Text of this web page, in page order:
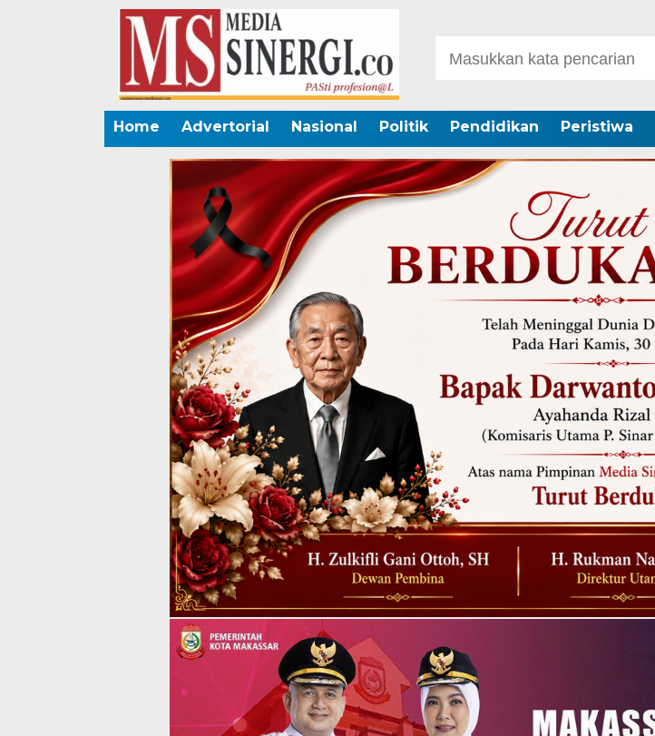
Home Advertorial Nasional Politik Pendidikan Peristiwa